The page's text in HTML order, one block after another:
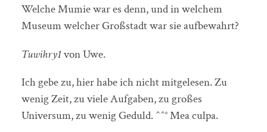
Welche Mumie war es denn, und in welchem
Museum welcher Großstadt war sie aufbewahrt?
Tuwihry1von Uwe.
Ich gebe zu, hier habe ich nicht mitgelesen. Zu
wenig Zeit, zu viele Aufgaben, zu großes
Universum, zu wenig Geduld. ^^° Mea culpa.